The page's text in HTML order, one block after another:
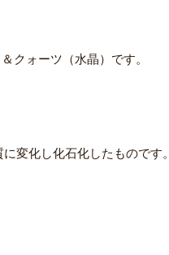
クォーツ（水晶）です。
変化し化石化したものです。